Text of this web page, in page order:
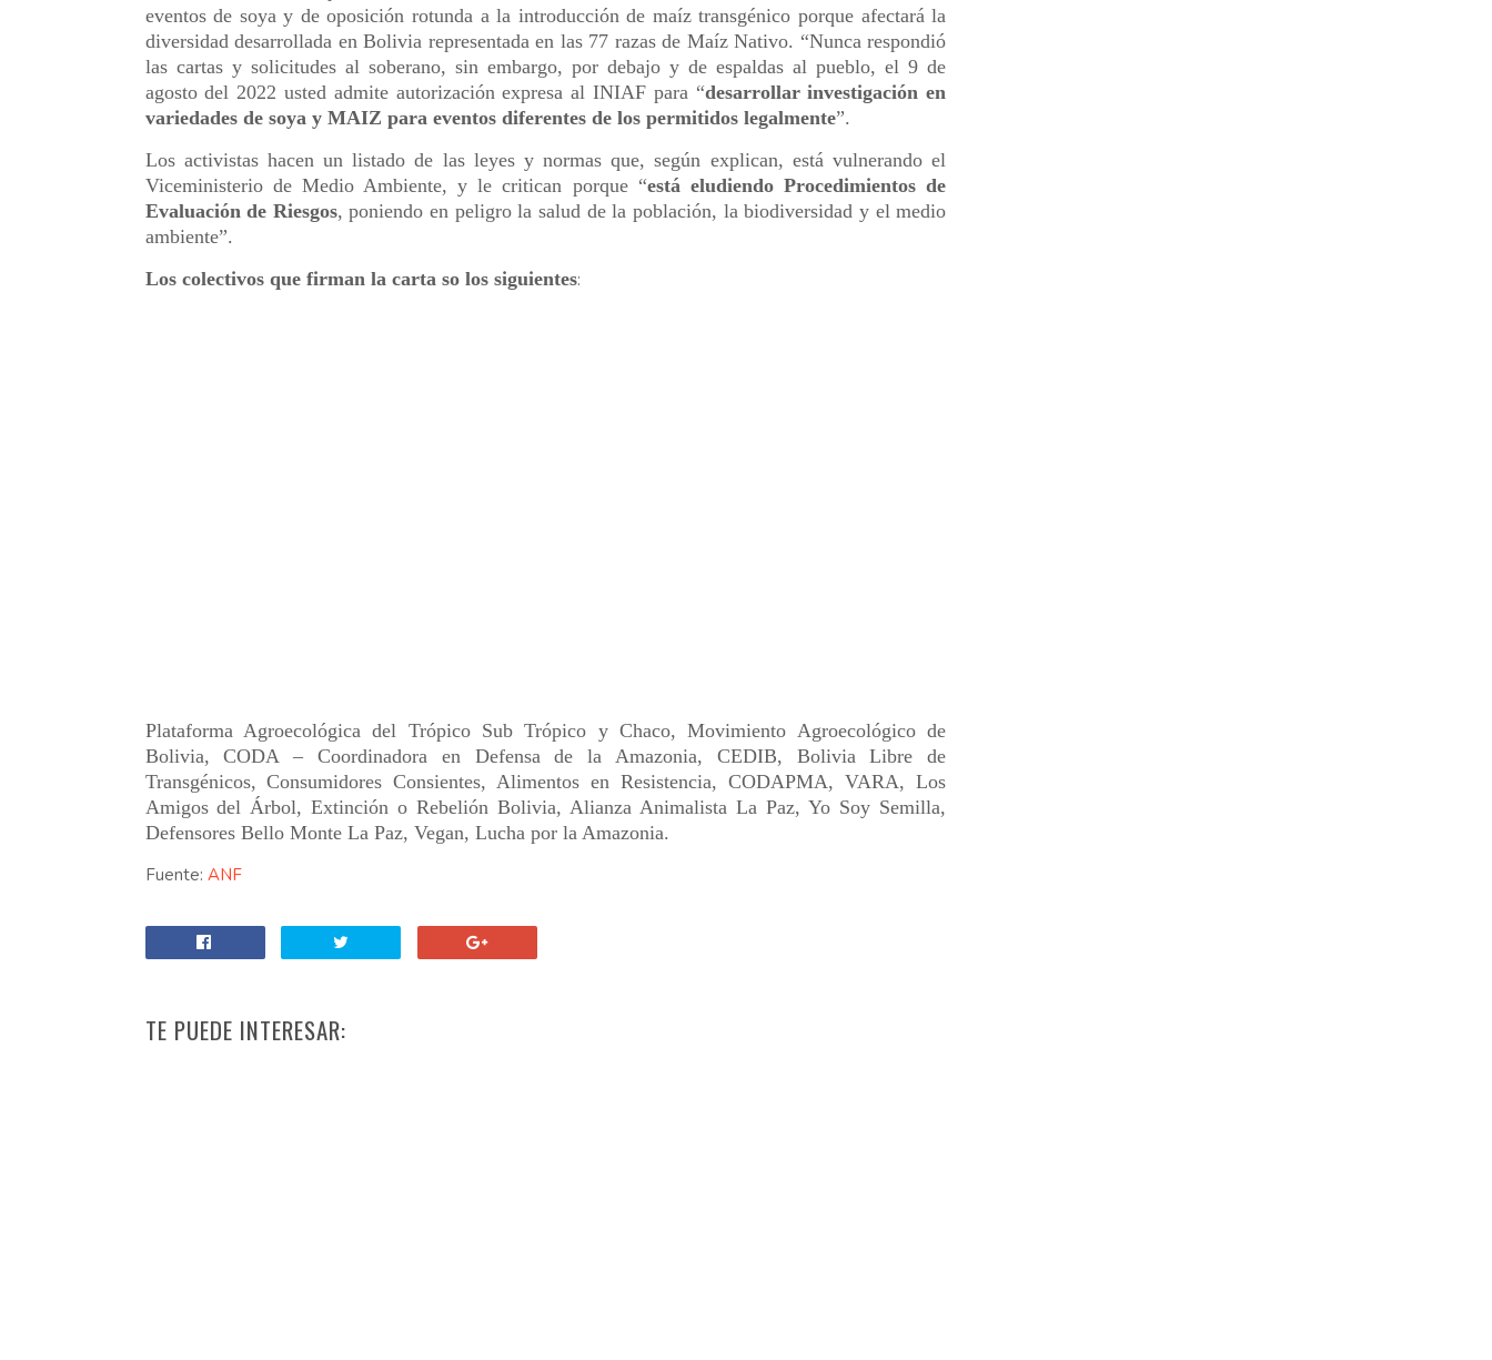
eventos de soya y de oposición rotunda a la introducción de maíz transgénico porque afectará la
diversidad desarrollada en Bolivia representada en las 77 razas de Maíz Nativo. “Nunca respondió
las cartas y solicitudes al soberano, sin embargo, por debajo y de espaldas al pueblo, el 9 de
agosto del 2022 usted admite autorización expresa al INIAF para “desarrollar investigación en
variedades de soya y MAIZ para eventos diferentes de los permitidos legalmente”.
Los activistas hacen un listado de las leyes y normas que, según explican, está vulnerando el
Viceministerio de Medio Ambiente, y le critican porque “está eludiendo Procedimientos de
Evaluación de Riesgos, poniendo en peligro la salud de la población, la biodiversidad y el medio
ambiente”.
Los colectivos que firman la carta so los siguientes:
Plataforma Agroecológica del Trópico Sub Trópico y Chaco, Movimiento Agroecológico de
Bolivia, CODA – Coordinadora en Defensa de la Amazonia, CEDIB, Bolivia Libre de
Transgénicos, Consumidores Consientes, Alimentos en Resistencia, CODAPMA, VARA, Los
Amigos del Árbol, Extinción o Rebelión Bolivia, Alianza Animalista La Paz, Yo Soy Semilla,
Defensores Bello Monte La Paz, Vegan, Lucha por la Amazonia.
Fuente: ANF
TE PUEDE INTERESAR: